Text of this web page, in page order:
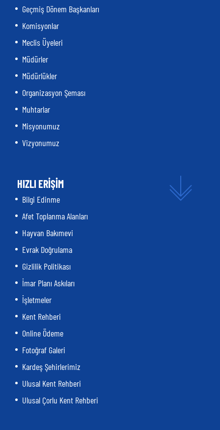
Geçmiş Dönem Başkanları
Komisyonlar
Meclis Üyeleri
Müdürler
Müdürlükler
Organizasyon Şeması
Muhtarlar
Misyonumuz
Vizyonumuz
HIZLI ERİŞİM
Bilgi Edinme
Afet Toplanma Alanları
Hayvan Bakımevi
Evrak Doğrulama
Gizlilik Politikası
İmar Planı Askıları
İşletmeler
Kent Rehberi
Online Ödeme
Fotoğraf Galeri
Kardeş Şehirlerimiz
Ulusal Kent Rehberi
Ulusal Çorlu Kent Rehberi